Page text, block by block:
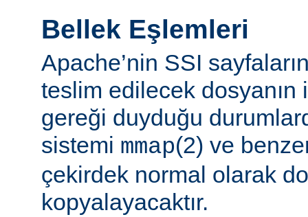
Bellek Eşlemleri
Apache’nin SSI
teslim edilecek dosyanın
gereği duyduğu
sistemi mmap(2) ve
çekirdek normal olarak
kopyalayacaktır.